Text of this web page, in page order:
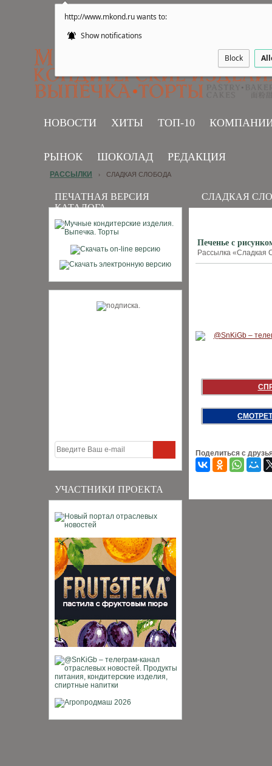
http://www.mkond.ru wants to:
Show notifications
Block
НОВОСТИ ХИТЫ ТОП-10
РЫНОК ШОКОЛАД РЕДАКЦИЯ
ПЕЧАТНАЯ ВЕРСИЯ
КАТАЛОГА
УЧАСТНИКИ ПРОЕКТА
РАССЫЛКИ › СЛАДКАЯ СЛОБОДА
СЛАДКАЯ
Печенье с
Рассылка «Сладкая
Поделиться с